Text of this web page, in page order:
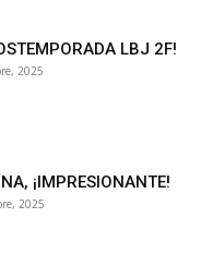
LBJ 2F!
2025
¡IMPRESIONANTE!
2025